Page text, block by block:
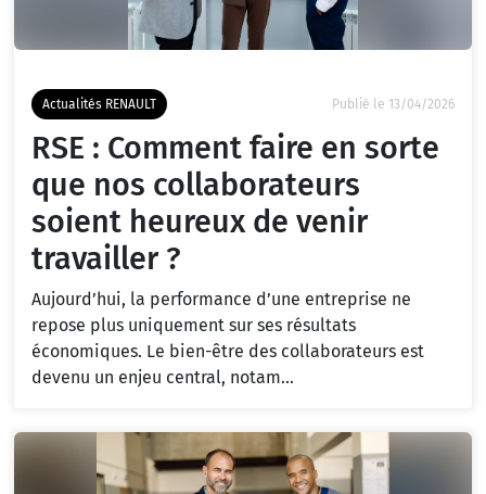
Actualités RENAULT Publié le 13/04/2026
RSE : Comment faire en sorte
que nos collaborateurs
soient heureux de venir
travailler ?
Aujourd’hui, la performance d’une entreprise ne
repose plus uniquement sur ses résultats
économiques. Le bien-être des collaborateurs est
devenu un enjeu central, notam...